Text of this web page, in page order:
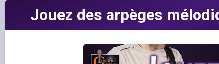
Jouez des arpèges